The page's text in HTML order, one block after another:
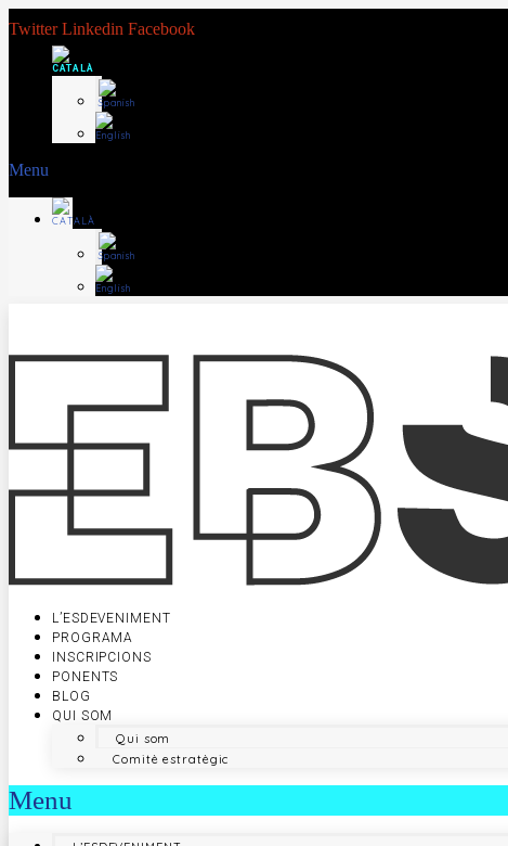
Twitter Linkedin Facebook
Menu
L’ESDEVENIMENT
PROGRAMA
INSCRIPCIONS
PONENTS
BLOG
QUI SOM
Qui som
Comitè estratègic
Menu